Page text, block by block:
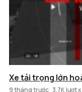
Xe tải trọng lớn
9 tháng trước 3.7K lượt